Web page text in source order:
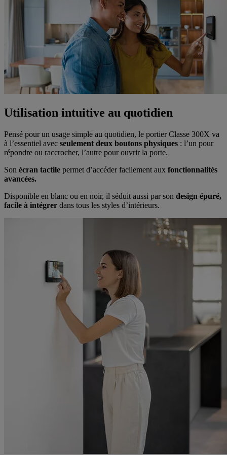
Utilisation intuitive au quotidien
Pensé pour un usage simple au quotidien, le portier Classe 300X va
à l’essentiel avec seulement deux boutons physiques : l’un pour
répondre ou raccrocher, l’autre pour ouvrir la porte.
Son écran tactile permet d’accéder facilement aux fonctionnalités
avancées.
Disponible en blanc ou en noir, il séduit aussi par son design épuré,
facile à intégrer dans tous les styles d’intérieurs.